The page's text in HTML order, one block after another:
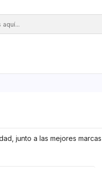
junto a las mejores